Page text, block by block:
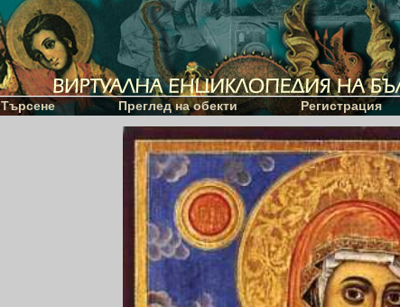
Търсене Преглед на обекти Регистрация